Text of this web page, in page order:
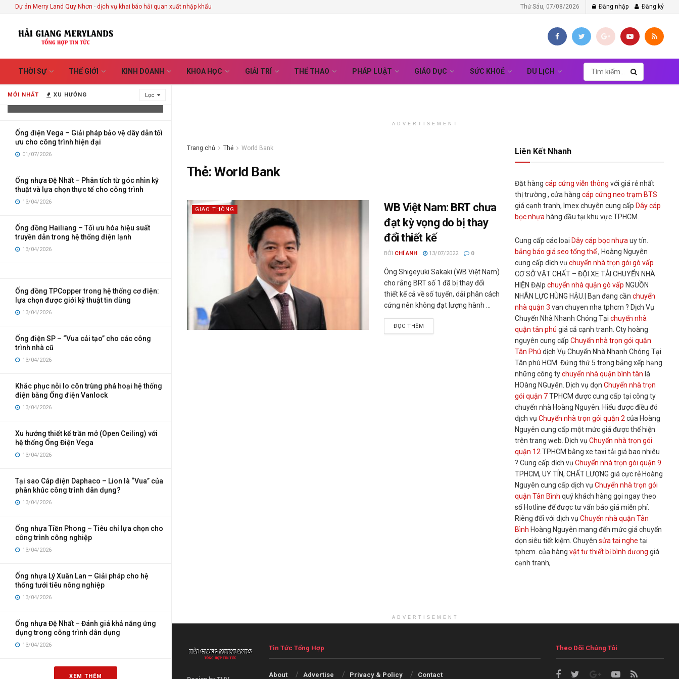
MỚI NHẤT XU HƯỚNG Lọc
Vietnam Handicrafts Store in Hoi An –
Discover the Stories Hidden Behind
Every Handmade Creation
Ống điện Vega – Giải pháp bảo vệ dây dẫn tối
ưu cho công trình hiện đại
01/07/2026
Ống nhựa Đệ Nhất – Phân tích từ góc nhìn kỹ
thuật và lựa chọn thực tế cho công trình
13/04/2026
Ống đồng Hailiang – Tối ưu hóa hiệu suất
truyền dẫn trong hệ thống điện lạnh
13/04/2026
Ống đồng TPCopper trong hệ thống cơ điện:
lựa chọn được giới kỹ thuật tin dùng
13/04/2026
Ống điện SP – “Vua cải tạo” cho các công
trình nhà cũ
13/04/2026
Khắc phục nỗi lo côn trùng phá hoại hệ thống
điện bằng Ống điện Vanlock
13/04/2026
Xu hướng thiết kế trần mở (Open Ceiling) với
hệ thống Ống Điện Vega
13/04/2026
Tại sao Cáp điện Daphaco – Lion là “Vua” của
phân khúc công trình dân dụng?
13/04/2026
Ống nhựa Tiền Phong – Tiêu chí lựa chọn cho
công trình công nghiệp
13/04/2026
Ống nhựa Lý Xuân Lan – Giải pháp cho hệ
thống tưới tiêu nông nghiệp
13/04/2026
Ống nhựa Đệ Nhất – Đánh giá khả năng ứng
dụng trong công trình dân dụng
13/04/2026
XEM THÊM
Dự án Merry Land Quy Nhơn - dịch vụ khai báo hải quan xuất nhập khẩu Thứ Sáu, 07/08/2026 Đăng nhập Đăng ký
THỜI SỰ THẾ GIỚI KINH DOANH KHOA HỌC GIẢI TRÍ THỂ THAO PHÁP LUẬT GIÁO DỤC SỨC KHOẺ DU LỊCH
ADVERTISEMENT
Trang chủ Thẻ World Bank
Thẻ:World Bank
GIAO THÔNG
WB Việt Nam: BRT chưa
đạt kỳ vọng do bị thay
đổi thiết kế
BỞI CHÍ ANH 13/07/2022 0
Ông Shigeyuki Sakaki (WB Việt Nam)
cho rằng BRT số 1 đã bị thay đổi
thiết kế cả về số tuyến, dải phân cách
cứng nên không đạt lượng hành ...
ĐỌC THÊM
Liên Kết Nhanh
Đặt hàngcáp cứng viễn thông với giá rẻ nhất
thị trường , cửa hàngcáp cứng neo trạm BTS
giá cạnh tranh, Imex chuyên cung cấp Dây cáp
bọc nhựa hàng đầu tại khu vực TPHCM.
Cung cấp các loạiDây cáp bọc nhựa uy tín.
bảng báo giá seo tổng thể, Hoàng Nguyên
cung cấp dịch vụchuyển nhà trọn gói gò vấp
CƠ SỞ VẬT CHẤT – ĐỘI XE TẢI CHUYỂN NHÀ
HIỆN ĐẠIpchuyển nhà quận gò vấp NGUỒN
NHÂN LỰC HÙNG HẬU.| Bạn đang cầnchuyển
nhà quận 3 van chuyen nha tphcm ? Dịch Vụ
Chuyển Nhà Nhanh Chóng Tạichuyển nhà
quận tân phú giá cả cạnh tranh. Cty hoàng
nguyên cung cấpChuyển nhà trọn gói quận
Tân Phú dịch Vụ Chuyển Nhà Nhanh Chóng Tại
Tân phú HCM. Đứng thứ 5 trong bảng xếp hạng
những công tychuyển nhà quận bình tân là
HOàng NGuyên. Dịch vụ dọnChuyển nhà trọn
gói quận 7TPHCM được cung cấp tại công ty
chuyển nhà Hoàng Nguyên. Hiểu được điều đó
dịch vụChuyển nhà trọn gói quận 2 của Hoàng
Nguyên cung cấp một mức giá được thể hiện
trên trang web. Dịch vụChuyển nhà trọn gói
quận 12 TPHCM bằng xe taxi tải giá bao nhiêu
? Cung cấp dịch vụChuyển nhà trọn gói quận 9
TPHCM, UY TÍN, CHẤT LƯỢNG giá cực rẻ Hoàng
Nguyên cung cấp dịch vụChuyển nhà trọn gói
quận Tân Bình quý khách hàng gọi ngay theo
số Hotline để được tư vấn báo giá miễn phí.
Riêng đối với dịch vụChuyển nhà quận Tân
Bình Hoàng Nguyên mang đến mức giá chuyển
dọn siêu tiết kiệm. Chuyênsửa tai nghe tại
tphcm. của hàngvật tư thiết bị bình dương giá
cạnh tranh,
ADVERTISEMENT
Tin Tức Tổng Hợp
About Advertise Privacy & Policy Contact
Theo Dõi Chúng Tôi